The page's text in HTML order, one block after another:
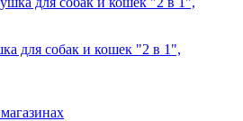
для собак и кошек "2 в 1",